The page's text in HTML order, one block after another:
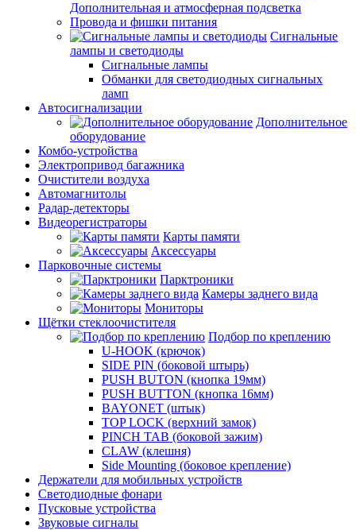
Дополнительная и атмосферная подсветка
Провода и фишки питания
Cигнальные
лампы и светодиоды
Сигнальные лампы
Обманки для светодиодных сигнальных
ламп
Автосигнализации
Дополнительное
оборудование
Комбо-устройства
Электропривод багажника
Очистители воздуха
Автомагнитолы
Радар-детекторы
Видеорегистраторы
Карты памяти
Аксессуары
Парковочные системы
Парктроники
Камеры заднего вида
Мониторы
Щётки стеклоочистителя
Подбор по креплению
U-HOOK (крючок)
SIDE PIN (боковой штырь)
PUSH BUTON (кнопка 19мм)
PUSH BUTTON (кнопка 16мм)
BAYONET (штык)
TOP LOCK (верхний замок)
PINCH TAB (боковой зажим)
CLAW (клешня)
Side Mounting (боковое крепление)
Держатели для мобильных устройств
Светодиодные фонари
Пусковые устройства
Звуковые сигналы